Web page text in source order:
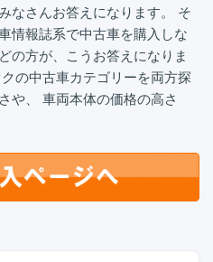
なさんお答えになります。 そ
情報誌系で中古車を購入しな
の方が、こうお答えになりま
の中古車カテゴリーを両方探
や、 車両本体の価格の高さ